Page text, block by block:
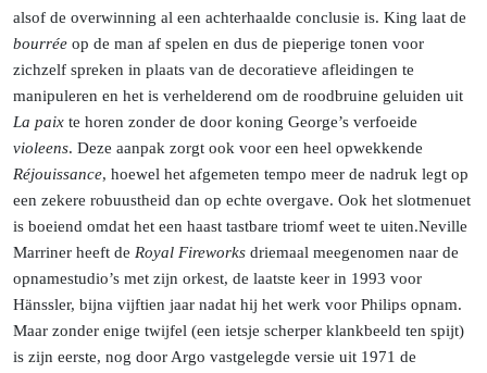
alsof de overwinning al een achterhaalde conclusie is. King laat de
bourrée op de man af spelen en dus de pieperige tonen voor
zichzelf spreken in plaats van de decoratieve afleidingen te
manipuleren en het is verhelderend om de roodbruine geluiden uit
La paix te horen zonder de door koning George’s verfoeide
violeens. Deze aanpak zorgt ook voor een heel opwekkende
Réjouissance, hoewel het afgemeten tempo meer de nadruk legt op
een zekere robuustheid dan op echte overgave. Ook het slotmenuet
is boeiend omdat het een haast tastbare triomf weet te uiten.Neville
Marriner heeft de Royal Fireworks driemaal meegenomen naar de
opnamestudio’s met zijn orkest, de laatste keer in 1993 voor
Hänssler, bijna vijftien jaar nadat hij het werk voor Philips opnam.
Maar zonder enige twijfel (een ietsje scherper klankbeeld ten spijt)
is zijn eerste, nog door Argo vastgelegde versie uit 1971 de